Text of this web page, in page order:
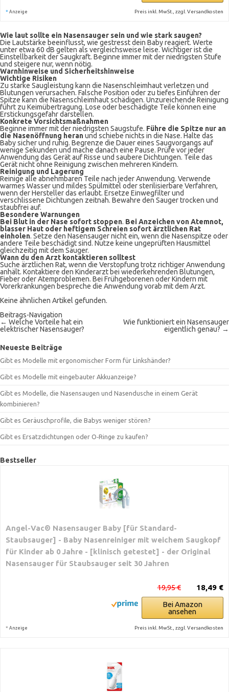
* Anzeige Preis inkl. MwSt., zzgl. Versandkosten
Wie laut sollte ein Nasensauger sein und wie stark saugen?
Die Lautstärke beeinflusst, wie gestresst dein Baby reagiert. Werte
unter etwa 60 dB gelten als vergleichsweise leise. Wichtiger ist die
Einstellbarkeit der Saugkraft. Beginne immer mit der niedrigsten Stufe
und steigere nur, wenn nötig.
Warnhinweise und Sicherheitshinweise
Wichtige Risiken
Zu starke Saugleistung kann die Nasenschleimhaut verletzen und
Blutungen verursachen. Falsche Position oder zu tiefes Einführen der
Spitze kann die Nasenschleimhaut schädigen. Unzureichende Reinigung
führt zu Keimübertragung. Lose oder beschädigte Teile können eine
Erstickungsgefahr darstellen.
Konkrete Vorsichtsmaßnahmen
Beginne immer mit der niedrigsten Saugstufe. Führe die Spitze nur an
die Nasenöffnung heranund schiebe nichts in die Nase. Halte das
Baby sicher und ruhig. Begrenze die Dauer eines Saugvorgangs auf
wenige Sekunden und mache danach eine Pause. Prüfe vor jeder
Anwendung das Gerät auf Risse und saubere Dichtungen. Teile das
Gerät nicht ohne Reinigung zwischen mehreren Kindern.
Reinigung und Lagerung
Reinige alle abnehmbaren Teile nach jeder Anwendung. Verwende
warmes Wasser und mildes Spülmittel oder sterilisierbare Verfahren,
wenn der Hersteller das erlaubt. Ersetze Einwegfilter und
verschlissene Dichtungen zeitnah. Bewahre den Sauger trocken und
staubfrei auf.
Besondere Warnungen
Bei Blut in der Nase sofort stoppen. Bei Anzeichen von Atemnot,
blasser Haut oder heftigem Schreien sofort ärztlichen Rat
einholen. Setze den Nasensauger nicht ein, wenn die Nasenspitze oder
andere Teile beschädigt sind. Nutze keine ungeprüften Hausmittel
gleichzeitig mit dem Sauger.
Wann du den Arzt kontaktieren solltest
Suche ärztlichen Rat, wenn die Verstopfung trotz richtiger Anwendung
anhält. Kontaktiere den Kinderarzt bei wiederkehrenden Blutungen,
Fieber oder Atemproblemen. Bei Frühgeborenen oder Kindern mit
Vorerkrankungen bespreche die Anwendung vorab mit dem Arzt.
Keine ähnlichen Artikel gefunden.
Beitrags-Navigation
← Welche Vorteile hat ein
elektrischer Nasensauger?
Wie funktioniert ein Nasensauger
eigentlich genau? →
Neueste Beiträge
Gibt es Modelle mit ergonomischer Form für Linkshänder?
Gibt es Modelle mit eingebauter Akkuanzeige?
Gibt es Modelle, die Nasensaugen und Nasendusche in einem Gerät
kombinieren?
Gibt es Geräuschprofile, die Babys weniger stören?
Gibt es Ersatzdichtungen oder O‑Ringe zu kaufen?
Bestseller
Angel-Vac® Nasensauger Baby [für Standard-
Staubsauger] - Baby Nasenreiniger mit weichem Saugkopf
für Kinder ab 0 Jahre - [klinisch getestet] - der Original
Nasensauger für Staubsauger seit 30 Jahren
18,49 €
19,95 €
Bei Amazon
ansehen
* Anzeige Preis inkl. MwSt., zzgl. Versandkosten